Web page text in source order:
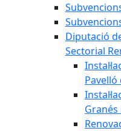
Diputació
Sectorial
Pavelló
Granés